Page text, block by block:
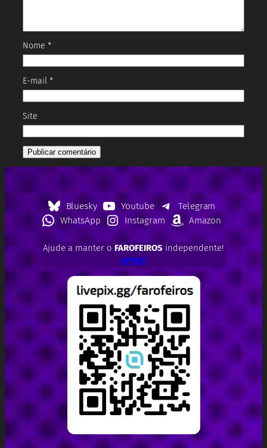
Nome *
E-mail *
Site
Bluesky Youtube
Telegram
WhatsApp
Instagram Amazon
Ajude a manter o FAROFEIROSindependente!
APOIE!